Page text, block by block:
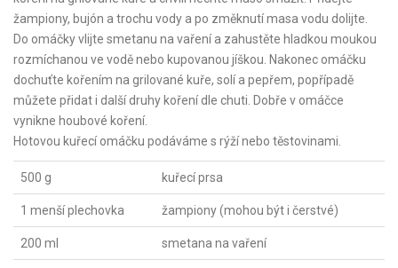
žampiony, bujón a trochu vody a po změknutí masa vodu dolijte.
Do omáčky vlijte smetanu na vaření a zahustěte hladkou moukou
rozmíchanou ve vodě nebo kupovanou jíškou. Nakonec omáčku
dochuťte kořením na grilované kuře, solí a pepřem, popřípadě
můžete přidat i další druhy koření dle chuti. Dobře v omáčce
vynikne houbové koření.
Hotovou kuřecí omáčku podáváme s rýží nebo těstovinami.
500 g kuřecí prsa
1 menší plechovka žampiony (mohou být i čerstvé)
200 ml smetana na vaření